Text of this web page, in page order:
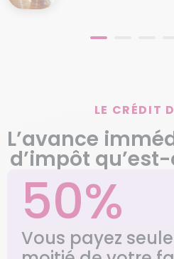
LE CRÉDIT
L’avance
d’impôt
50%
Vous payez